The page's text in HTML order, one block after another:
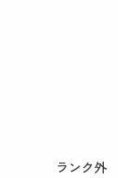
ランク外